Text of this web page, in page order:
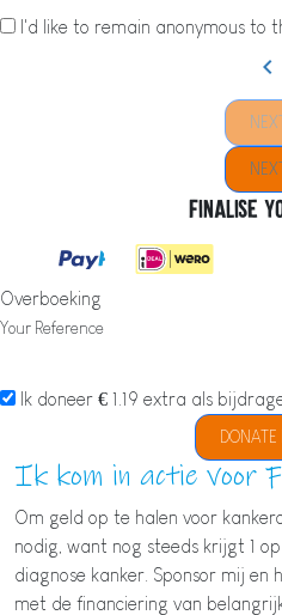
I'd like to remain anonymous to
chevron_left
Finalise
Overboeking
Your Reference
Ik doneer € 1.19 extra als
Ik kom in actie voor
Om geld op te halen voor
nodig, want nog steeds krijgt 1
diagnose kanker. Sponsor mij en
met de financiering van